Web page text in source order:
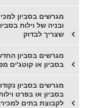
מגרשים בסביון
ובניה של וילות
שצריך לבדוק
מגרשים בסביון
בסביון או קוטג'ים
מגרשים בסביון
בסביון או בפרט
לקבוצת בתים